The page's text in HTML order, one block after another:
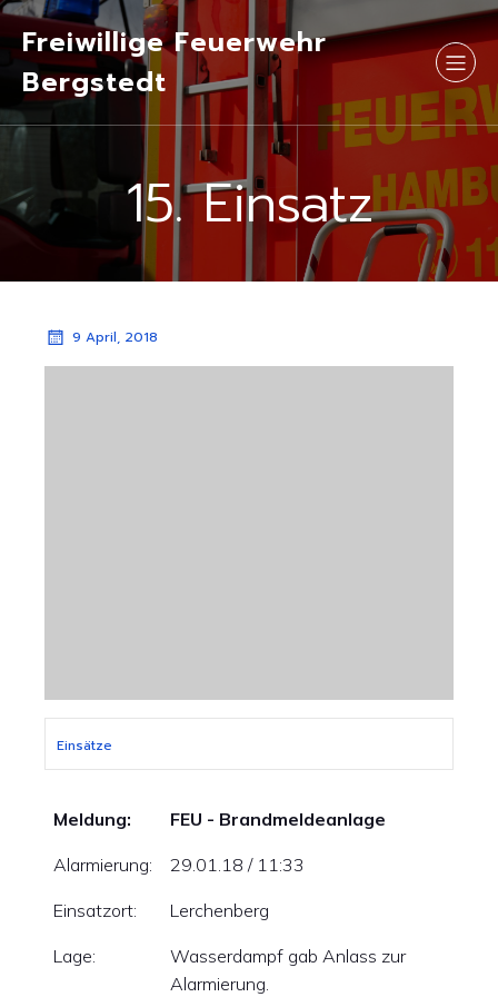
Freiwillige Feuerwehr
Bergstedt
15. Einsatz
9 April, 2018
Einsätze
Meldung: FEU - Brandmeldeanlage
Alarmierung: 29.01.18 / 11:33
Einsatzort: Lerchenberg
Lage:
Wasserdampf gab Anlass zur
Alarmierung.